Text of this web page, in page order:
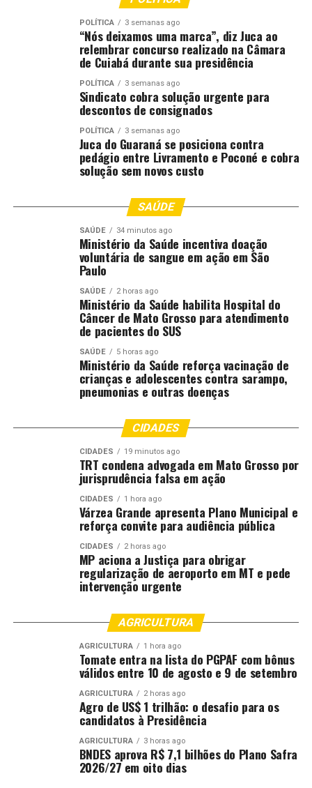
Na área ambiental, além da consolidação
do Centro de Estudos Integrados em Meio
Ambiente (Cesima), a Esmagis-MT
promoveu webinários de Direito Ambiental e o X
Encontro de Sustentabilidade, aproximando o debate da
justiça climática das realidades produtivas do Estado,
incluindo o agronegócio.
Reconhecimento institucional
valorização institucional e no reconhecimento de
contribuições relevantes para a magistratura. Outro
marco foi a instituição do Medalhão Desembargador
João Antônio Neto, honraria criada pela Esmagis-MT
para reconhecer personalidades que tenham prestado
serviços de relevante valor acadêmico, institucional ou
profissional à magistratura estadual e ao Poder
Judiciário de Mato Grosso. A iniciativa, idealizada na
atual gestão e aprovada pelo Conselho Consultivo da
Escola, reforça o compromisso da instituição com o
fortalecimento da formação e da excelência na
prestação jurisdicional.
A honraria é destinada a magistrados, professores,
juristas, servidores e demais colaboradores que se
destacam por sua contribuição ao aprimoramento da
magistratura mato-grossense. A concessão seguirá
critérios de mérito e relevância dos serviços prestados,
formalizada por portaria no Diário da Justiça Eletrônico,
e a entrega ocorrerá em solenidades institucionais e
acadêmicas, integrando eventos e celebrações da Escola.
Moção de Aplauso e Reconhecimento
Ainda no campo do reconhecimento institucional, a
Esmagis-MT instituiu, por meio da Resolução n. 1/2024,
a Moção de Aplauso e de Reconhecimento, instrumento
voltado à valorização de personalidades e instituições
que contribuam de forma relevante para o
fortalecimento das atividades acadêmicas e da produção
científica no âmbito da Escola. A iniciativa reforça o
compromisso com a excelência do ensino jurídico e com
A honraria é destinada a pessoas físicas e jurídicas com
POLÍTICA 3 semanas ago
“Nós deixamos uma marca”, diz Juca ao
relembrar concurso realizado na Câmara
de Cuiabá durante sua presidência
POLÍTICA 3 semanas ago
Sindicato cobra solução urgente para
descontos de consignados
POLÍTICA 3 semanas ago
Juca do Guaraná se posiciona contra
pedágio entre Livramento e Poconé e cobra
solução sem novos custo
SAÚDE
SAÚDE 34 minutos ago
Ministério da Saúde incentiva doação
voluntária de sangue em ação em São
Paulo
SAÚDE 2 horas ago
Ministério da Saúde habilita Hospital do
Câncer de Mato Grosso para atendimento
de pacientes do SUS
SAÚDE 5 horas ago
Ministério da Saúde reforça vacinação de
crianças e adolescentes contra sarampo,
pneumonias e outras doenças
CIDADES
CIDADES 19 minutos ago
TRT condena advogada em Mato Grosso por
jurisprudência falsa em ação
CIDADES 1 hora ago
Várzea Grande apresenta Plano Municipal e
reforça convite para audiência pública
CIDADES 2 horas ago
MP aciona a Justiça para obrigar
regularização de aeroporto em MT e pede
intervenção urgente
AGRICULTURA
AGRICULTURA 1 hora ago
Tomate entra na lista do PGPAF com bônus
válidos entre 10 de agosto e 9 de setembro
AGRICULTURA 2 horas ago
Agro de US$ 1 trilhão: o desafio para os
candidatos à Presidência
AGRICULTURA 3 horas ago
BNDES aprova R$ 7,1 bilhões do Plano Safra
2026/27 em oito dias